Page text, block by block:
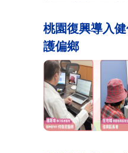
桃園復興導入
護偏鄉